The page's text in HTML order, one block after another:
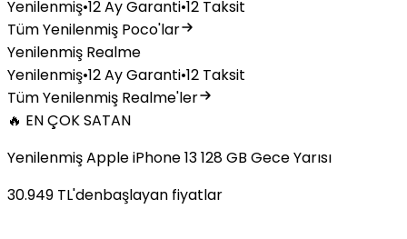
Yenilenmiş•12 Ay Garanti•12 Taksit
Tüm Yenilenmiş Poco'lar
Yenilenmiş Realme
Yenilenmiş•12 Ay Garanti•12 Taksit
Tüm Yenilenmiş Realme'ler
🔥 EN ÇOK SATAN
Yenilenmiş Apple iPhone 13 128 GB Gece Yarısı
30.949 TL'denbaşlayan fiyatlar